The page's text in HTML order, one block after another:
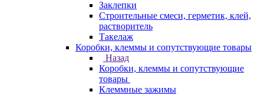
Заклепки
Строительные смеси, герметик, клей,
растворитель
Такелаж
Коробки, клеммы и сопутствующие товары
Назад
Коробки, клеммы и сопутствующие
товары
Клеммные зажимы